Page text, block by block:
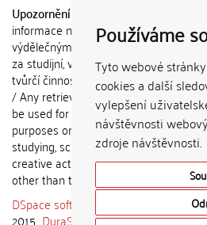
Používáme
Tyto webové
cookies a další
vylepšení
návštěvnosti
zdroje návštěvnosti.
Upozornění / Notice:
informace nemohou být použity k
výdělečným účelům nebo vydávány
za studijní, vědeckou nebo jinou
tvůrčí činnost jiné osoby než autora.
/ Any retrieved information shall not
be used for any commercial
purposes or claimed as results of
studying, scientific or any other
creative activities of any person
other than the author.
DSpace software
copyright © 2002-
2015 DuraSpace